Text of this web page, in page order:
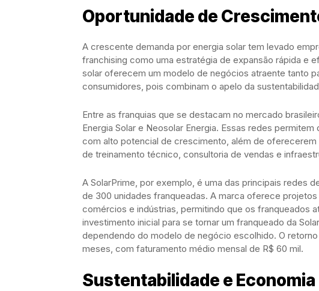
Oportunidade de
A crescente demanda por energia solar tem levado
franchising como uma estratégia de expansão rápida e
solar oferecem um modelo de negócios atraente tanto
consumidores, pois combinam o apelo da
Entre as franquias que se destacam no mercado
Energia Solar e Neosolar Energia. Essas redes
com alto potencial de crescimento, além de
de treinamento técnico, consultoria de vendas e
A SolarPrime, por exemplo, é uma das principais redes
de 300 unidades franqueadas. A marca oferece
comércios e indústrias, permitindo que os franqueados
investimento inicial para se tornar um franqueado da
dependendo do modelo de negócio escolhido. O
meses, com faturamento médio mensal de R$ 60 mil.
Sustentabilidade e Economia